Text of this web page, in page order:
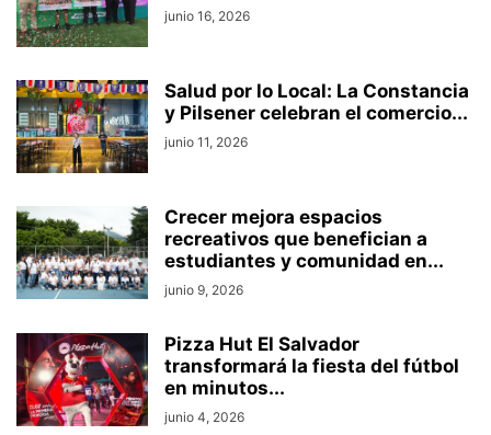
junio 16, 2026
Salud por lo Local: La Constancia
y Pilsener celebran el comercio...
junio 11, 2026
Crecer mejora espacios
recreativos que benefician a
estudiantes y comunidad en...
junio 9, 2026
Pizza Hut El Salvador
transformará la fiesta del fútbol
en minutos...
junio 4, 2026